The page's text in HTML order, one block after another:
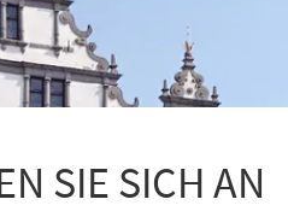
SIE SICH AN